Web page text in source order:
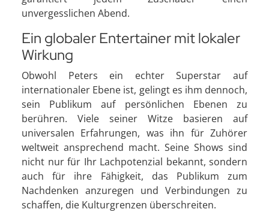
unvergesslichen Abend.
Ein globaler Entertainer mit lokaler
Wirkung
Obwohl Peters ein echter Superstar auf
internationaler Ebene ist, gelingt es ihm dennoch,
sein Publikum auf persönlichen Ebenen zu
berühren. Viele seiner Witze basieren auf
universalen Erfahrungen, was ihn für Zuhörer
weltweit ansprechend macht. Seine Shows sind
nicht nur für Ihr Lachpotenzial bekannt, sondern
auch für ihre Fähigkeit, das Publikum zum
Nachdenken anzuregen und Verbindungen zu
schaffen, die Kulturgrenzen überschreiten.